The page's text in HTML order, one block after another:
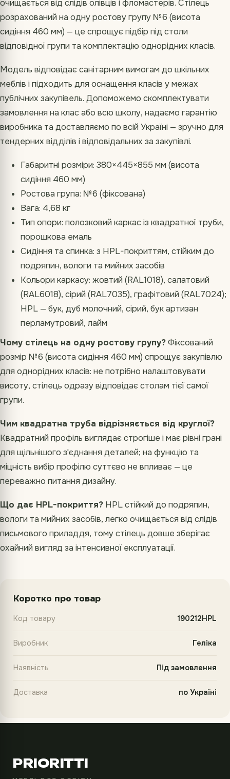
очищається від слідів олівців і фломастерів. Стілець
розрахований на одну ростову групу №6 (висота
сидіння 460 мм) — це спрощує підбір під столи
відповідної групи та комплектацію однорідних класів.
Модель відповідає санітарним вимогам до шкільних
меблів і підходить для оснащення класів у межах
публічних закупівель. Допоможемо скомплектувати
замовлення на клас або всю школу, надаємо гарантію
виробника та доставляємо по всій Україні — зручно для
тендерних відділів і відповідальних за закупівлі.
Габаритні розміри: 380×445×855 мм (висота
сидіння 460 мм)
Ростова група: №6 (фіксована)
Вага: 4,68 кг
Тип опори: полозковий каркас із квадратної труби,
порошкова емаль
Сидіння та спинка: з HPL-покриттям, стійким до
подряпин, вологи та мийних засобів
Кольори каркасу: жовтий (RAL1018), салатовий
(RAL6018), сірий (RAL7035), графітовий (RAL7024);
HPL — бук, дуб молочний, сірий, бук артизан
перламутровий, лайм
Чому стілець на одну ростову групу?Фіксований
розмір №6 (висота сидіння 460 мм) спрощує закупівлю
для однорідних класів: не потрібно налаштовувати
висоту, стілець одразу відповідає столам тієї самої
групи.
Чим квадратна труба відрізняється від круглої?
Квадратний профіль виглядає строгіше і має рівні грані
для щільнішого з'єднання деталей; на функцію та
міцність вибір профілю суттєво не впливає — це
переважно питання дизайну.
Що дає HPL-покриття? HPL стійкий до подряпин,
вологи та мийних засобів, легко очищається від слідів
письмового приладдя, тому стілець довше зберігає
охайний вигляд за інтенсивної експлуатації.
Коротко про товар
Код товару 190212HPL
Виробник Геліка
Наявність Під замовлення
Доставка по Україні
PRIORITTI